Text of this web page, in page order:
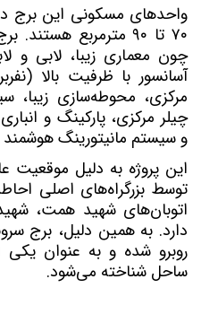
واحدهای مسکونی این برج
۷۰ تا ۹۰ مترمربع
آسانسور با ظرفیت بالا
مرکزی، محوطه‌سازی
چیلر مرکزی، پارکینگ و
و سیستم مانیتورینگ هوشمند
توسط بزرگراه‌های اصلی
اتوبان‌های شهید همت،
دارد. به همین دلیل، برج‌
روبرو شده و به عنوان یکی
ساحل شناخته می‌شود.